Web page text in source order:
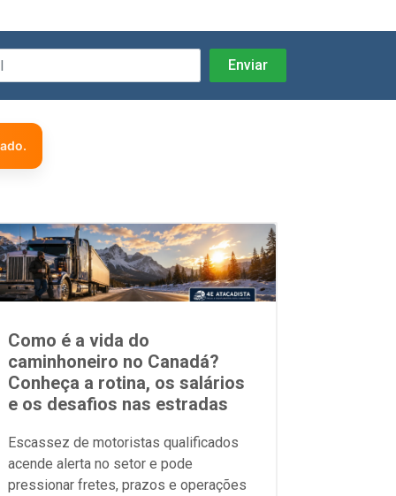
Como é a vida do
caminhoneiro no Canadá?
Conheça a rotina, os salários
e os desafios nas estradas
Escassez de motoristas qualificados
acende alerta no setor e pode
pressionar fretes, prazos e operações